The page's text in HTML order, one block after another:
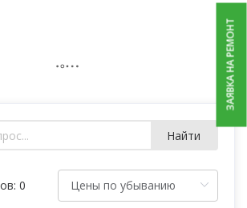
Найти
0
ЗАЯВКА НА РЕМОНТ